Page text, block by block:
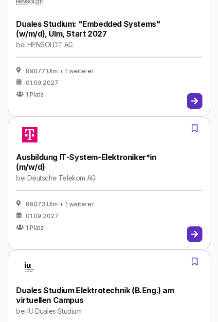
Duales Studium: "Embedded Systems​"
(w/m/d), Ulm, Start 2027
beiHENSOLDT AG
89077 Ulm + 1 weiterer
01.09.2027
1 Platz
Ausbildung IT-System-Elektroniker*in
(m/w/d)
beiDeutsche Telekom AG
89073 Ulm + 1 weiterer
01.09.2027
1 Platz
Duales Studium Elektrotechnik (B.Eng.) am
virtuellen Campus
beiIU Duales Studium